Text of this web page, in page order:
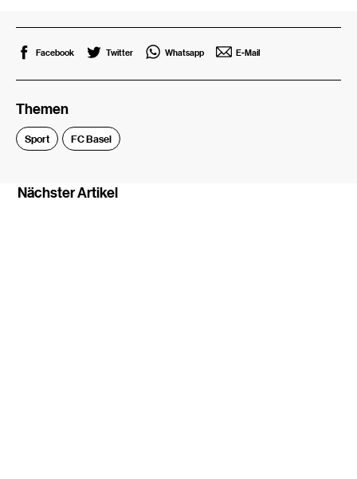
Facebook Twitter Whatsapp E-Mail
Themen
Sport FC Basel
Nächster Artikel